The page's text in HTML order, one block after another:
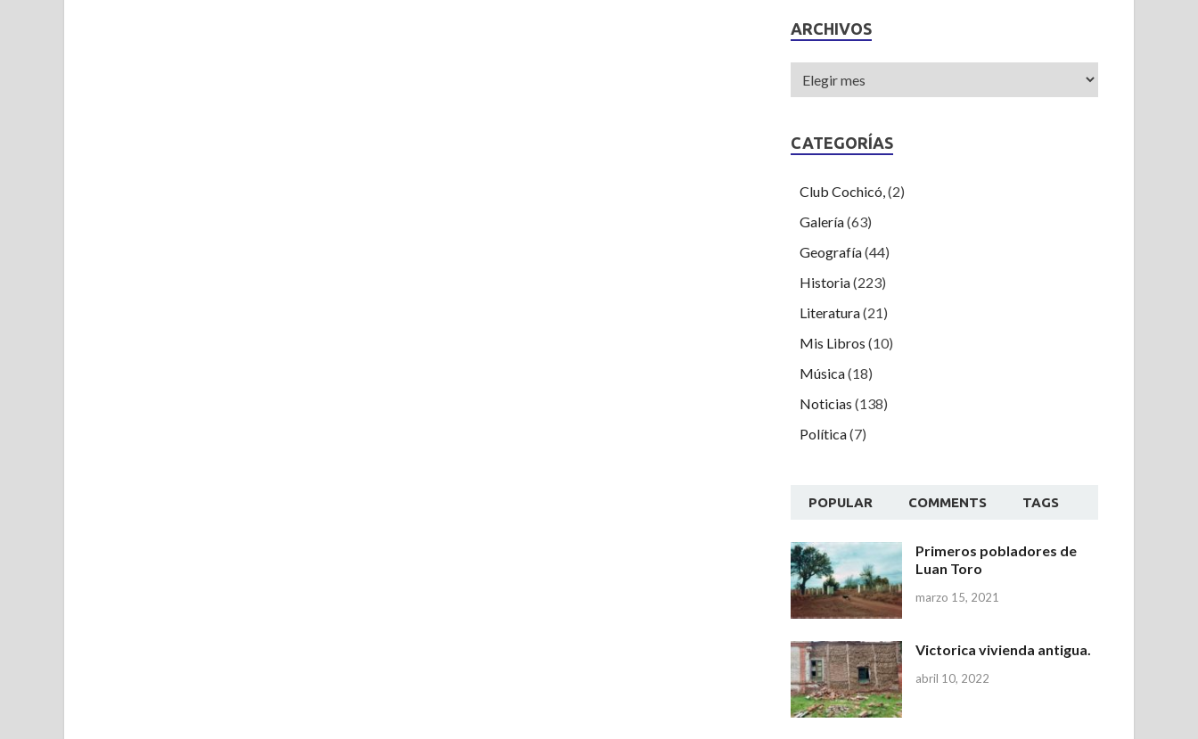
ARCHIVOS
CATEGORÍAS
Club Cochicó,(2)
Galería(63)
Geografía(44)
Historia(223)
Literatura(21)
Mis Libros (10)
Música(18)
Noticias (138)
Política(7)
POPULAR COMMENTS TAGS
Primeros pobladores de
Luan Toro
marzo 15, 2021
Victorica vivienda antigua.
abril 10, 2022